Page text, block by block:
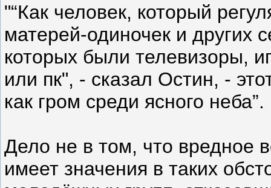
"“Как человек, который
матерей-одиночек и
которых были телевизоры,
или пк", - сказал Остин, -
как гром среди ясного неба”.
Дело не в том, что вредное
имеет значения в таких